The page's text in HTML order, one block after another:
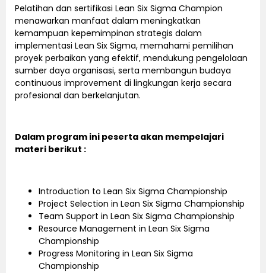
Pelatihan dan sertifikasi Lean Six Sigma Champion
menawarkan manfaat dalam meningkatkan
kemampuan kepemimpinan strategis dalam
implementasi Lean Six Sigma, memahami pemilihan
proyek perbaikan yang efektif, mendukung pengelolaan
sumber daya organisasi, serta membangun budaya
continuous improvement di lingkungan kerja secara
profesional dan berkelanjutan.
Dalam program ini peserta akan mempelajari
materi berikut :
Introduction to Lean Six Sigma Championship
Project Selection in Lean Six Sigma Championship
Team Support in Lean Six Sigma Championship
Resource Management in Lean Six Sigma
Championship
Progress Monitoring in Lean Six Sigma
Championship